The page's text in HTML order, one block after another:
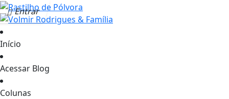
Entrar
Início
Acessar Blog
Colunas